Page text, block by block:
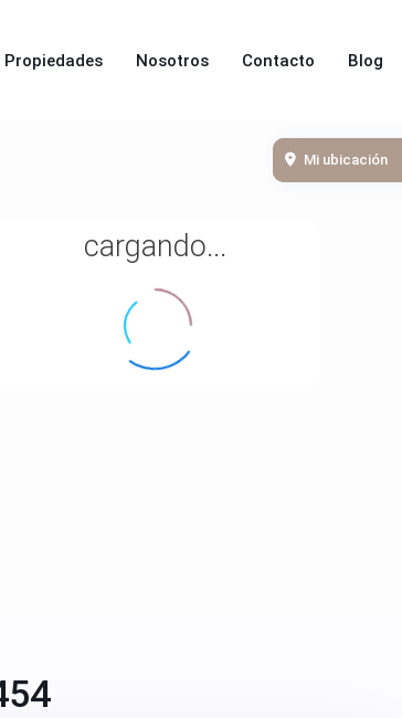
Propiedades Nosotros Contacto Blog
cargando...
Mi ubicación